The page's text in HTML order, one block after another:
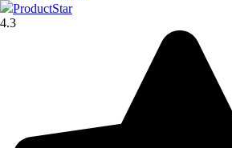
ProductStar
4.3